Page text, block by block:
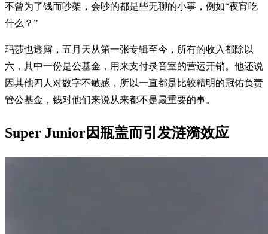
不曾为了钱而吵架，会吵的都是些无聊的小事，例如“夜宵吃
什么？”
玛莎也透露，五月天从第一张专辑至今，所有的收入都除以
六，其中一份是公基金，用来支付录音室的营运开销。他还说
因其他四人对数字不敏感，所以一直都是比较精明的冠佑负责
管公基金，钱对他们来说从来都不是最重要的事。
Super Junior因瓶盖而引发涟漪效应